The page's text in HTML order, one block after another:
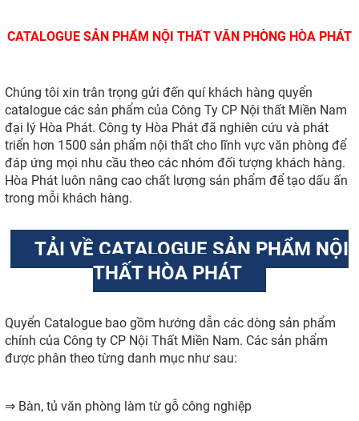
CATALOGUE SẢN PHẨM NỘI THẤT VĂN PHÒNG HÒA PHÁT
Chúng tôi xin trân trọng gửi đến quí khách hàng quyển
catalogue các sản phẩm của Công Ty CP Nội thất Miền Nam
đại lý Hòa Phát. Công ty Hòa Phát đã nghiên cứu và phát
triển hơn 1500 sản phẩm nội thất cho lĩnh vực văn phòng để
đáp ứng mọi nhu cầu theo các nhóm đối tượng khách hàng.
Hòa Phát luôn nâng cao chất lượng sản phẩm để tạo dấu ấn
trong mỗi khách hàng.
TẢI VỀ CATALOGUE SẢN PHẨM NỘI
THẤT HÒA PHÁT
Quyển Catalogue bao gồm hướng dẫn các dòng sản phẩm
chính của Công ty CP Nội Thất Miền Nam. Các sản phẩm
được phân theo từng danh mục như sau:
⇒ Bàn, tủ văn phòng làm từ gỗ công nghiệp